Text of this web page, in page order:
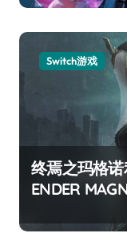
Switch游戏
终焉之玛格
ENDER